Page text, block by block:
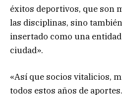
éxitos deportivos, que son
las disciplinas, sino
insertado como una
ciudad».
«Así que socios vitalicios,
todos estos años de